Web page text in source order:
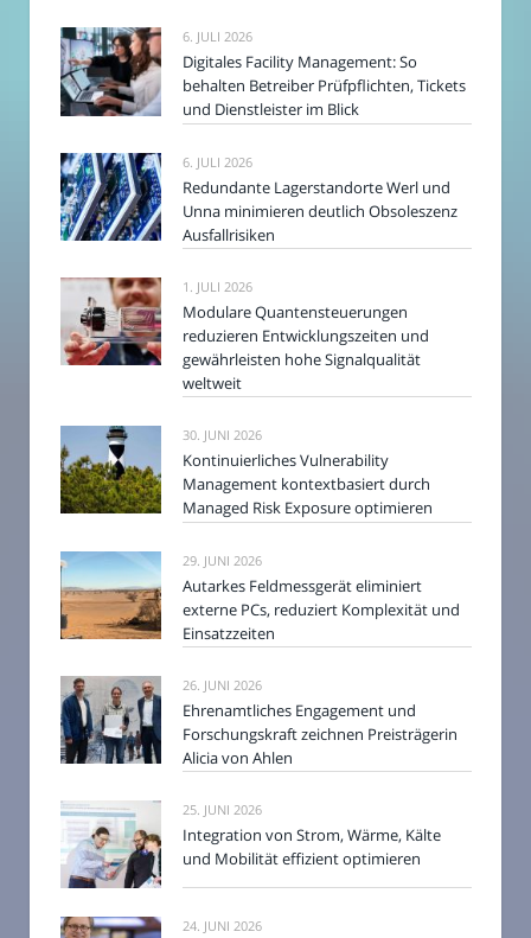
6. JULI 2026
Digitales Facility Management: So
behalten Betreiber Prüfpflichten, Tickets
und Dienstleister im Blick
6. JULI 2026
Redundante Lagerstandorte Werl und
Unna minimieren deutlich Obsoleszenz
Ausfallrisiken
1. JULI 2026
Modulare Quantensteuerungen
reduzieren Entwicklungszeiten und
gewährleisten hohe Signalqualität
weltweit
30. JUNI 2026
Kontinuierliches Vulnerability
Management kontextbasiert durch
Managed Risk Exposure optimieren
29. JUNI 2026
Autarkes Feldmessgerät eliminiert
externe PCs, reduziert Komplexität und
Einsatzzeiten
26. JUNI 2026
Ehrenamtliches Engagement und
Forschungskraft zeichnen Preisträgerin
Alicia von Ahlen
25. JUNI 2026
Integration von Strom, Wärme, Kälte
und Mobilität effizient optimieren
24. JUNI 2026